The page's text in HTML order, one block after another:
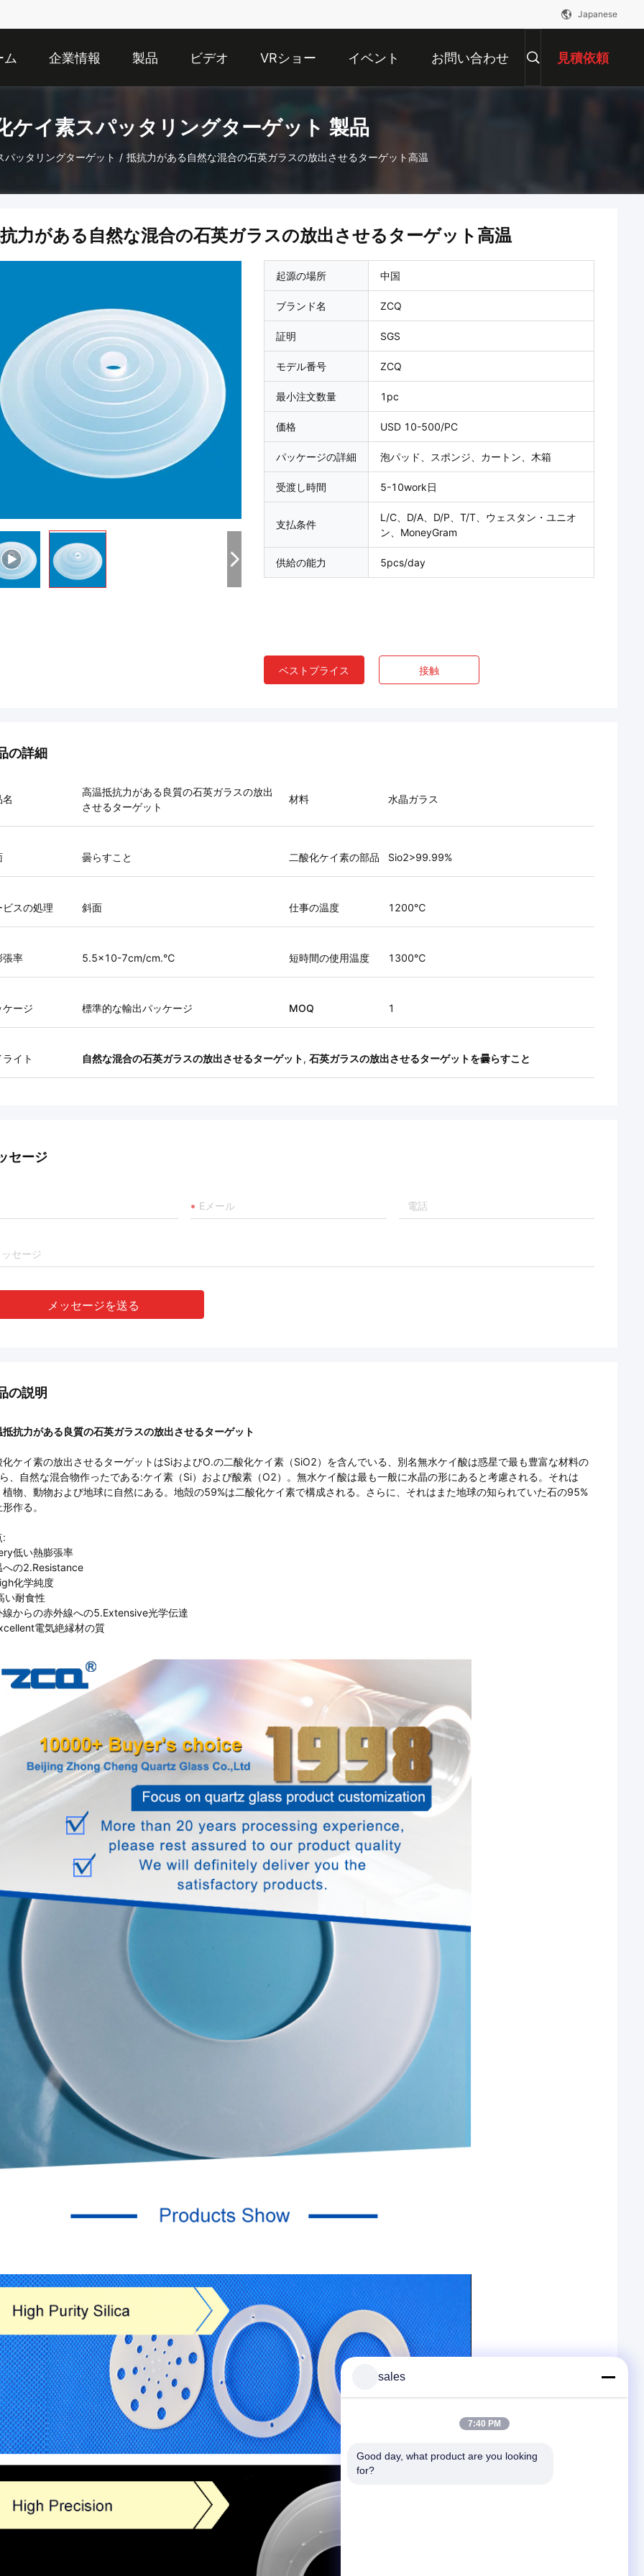
Japanese
ム 企業情報 製品 ビデオ VRショー イベント お問い合わせ 見積依頼
ケイ素スパッタリングターゲット 製品
パッタリングターゲット / 抵抗力がある自然な混合の石英ガラスの放出させるターゲット高温
力がある自然な混合の石英ガラスの放出させるターゲット高温
起源の場所 中国
ブランド名 ZCQ
証明 SGS
モデル番号 ZCQ
最小注文数量 1pc
価格 USD 10-500/PC
パッケージの詳細 泡パッド、スポンジ、カートン、木箱
受渡し時間 5-10work日
支払条件
L/C、D/A、D/P、T/T、ウェスタン・ユニオ
ン、MoneyGram
供給の能力 5pcs/day
ベストプライス 接触
の詳細
高温抵抗力がある良質の石英ガラスの放出
させるターゲット
材料 水晶ガラス
曇らすこと 二酸化ケイ素の部品 Sio2>99.99%
ビスの処理 斜面 仕事の温度 1200℃
張率 5.5×10-7cm/cm.℃ 短時間の使用温度 1300℃
ケージ 標準的な輸出パッケージ MOQ 1
イト 自然な混合の石英ガラスの放出させるターゲット, 石英ガラスの放出させるターゲットを曇らすこと
セージ
メッセージを送る
の説明
抵抗力がある良質の石英ガラスの放出させるターゲット
化ケイ素の放出させるターゲットはSiおよびO.の二酸化ケイ素（SiO2）を含んでいる、別名無水ケイ酸は惑星で最も豊富な材料の
、自然な混合物作ったである:ケイ素（Si）および酸素（O2）。無水ケイ酸は最も一般に水晶の形にあると考慮される。それは
植物、動物および地球に自然にある。地殻の59%は二酸化ケイ素で構成される。さらに、それはまた地球の知られていた石の95%
作る。
:
低い熱膨張率
への2.Resistance
化学純度
い耐食性
線からの赤外線への5.Extensive光学伝達
電気絶縁材の質
sales
7:40 PM
Good day, what product are you looking
for?